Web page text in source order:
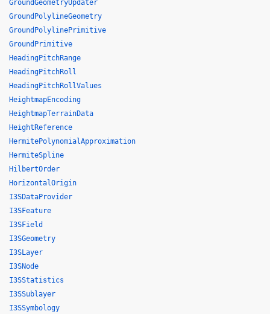
GroundGeometryUpdater
GroundPolylineGeometry
GroundPolylinePrimitive
GroundPrimitive
HeadingPitchRange
HeadingPitchRoll
HeadingPitchRollValues
HeightmapEncoding
HeightmapTerrainData
HeightReference
HermitePolynomialApproximation
HermiteSpline
HilbertOrder
HorizontalOrigin
I3SDataProvider
I3SFeature
I3SField
I3SGeometry
I3SLayer
I3SNode
I3SStatistics
I3SSublayer
I3SSymbology